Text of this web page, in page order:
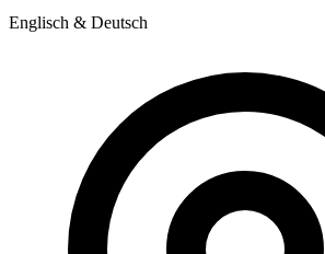
Englisch & Deutsch